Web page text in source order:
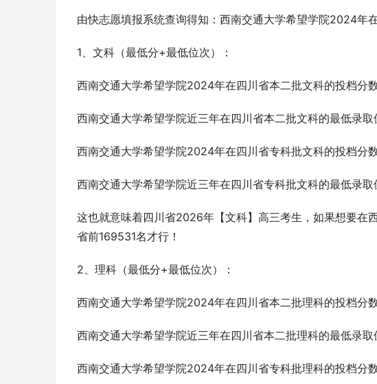
由快志愿填报系统查询得知：西南交通大学希望学院2024年
1、文科（最低分+最低位次）：
西南交通大学希望学院2024年在四川省本二批文科的投档分
西南交通大学希望学院近三年在四川省本二批文科的最低录
西南交通大学希望学院2024年在四川省专科批文科的投档分
西南交通大学希望学院近三年在四川省专科批文科的最低录
这也就意味着四川省2026年【文科】高三考生，如果想要在
省前169531名才行！
2、理科（最低分+最低位次）：
西南交通大学希望学院2024年在四川省本二批理科的投档分
西南交通大学希望学院近三年在四川省本二批理科的最低录
西南交通大学希望学院2024年在四川省专科批理科的投档分